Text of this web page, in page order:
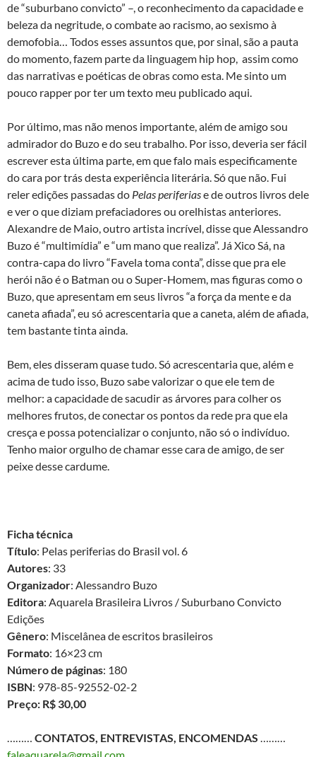
de “suburbano convicto” –, o reconhecimento da capacidade e
beleza da negritude, o combate ao racismo, ao sexismo à
demofobia… Todos esses assuntos que, por sinal, são a pauta
do momento, fazem parte da linguagem hip hop, assim como
das narrativas e poéticas de obras como esta. Me sinto um
pouco rapper por ter um texto meu publicado aqui.
Por último, mas não menos importante, além de amigo sou
admirador do Buzo e do seu trabalho. Por isso, deveria ser fácil
escrever esta última parte, em que falo mais especificamente
do cara por trás desta experiência literária. Só que não. Fui
reler edições passadas do Pelas periferiase de outros livros dele
e ver o que diziam prefaciadores ou orelhistas anteriores.
Alexandre de Maio, outro artista incrível, disse que Alessandro
Buzo é “multimídia” e “um mano que realiza”. Já Xico Sá, na
contra-capa do livro “Favela toma conta”, disse que pra ele
herói não é o Batman ou o Super-Homem, mas figuras como o
Buzo, que apresentam em seus livros “a força da mente e da
caneta afiada”, eu só acrescentaria que a caneta, além de afiada,
tem bastante tinta ainda.
Bem, eles disseram quase tudo. Só acrescentaria que, além e
acima de tudo isso, Buzo sabe valorizar o que ele tem de
melhor: a capacidade de sacudir as árvores para colher os
melhores frutos, de conectar os pontos da rede pra que ela
cresça e possa potencializar o conjunto, não só o indivíduo.
Tenho maior orgulho de chamar esse cara de amigo, de ser
peixe desse cardume.
Ficha técnica
Título: Pelas periferias do Brasil vol. 6
Autores: 33
Organizador: Alessandro Buzo
Editora: Aquarela Brasileira Livros / Suburbano Convicto
Edições
Gênero: Miscelânea de escritos brasileiros
Formato: 16×23 cm
Número de páginas: 180
ISBN: 978-85-92552-02-2
Preço: R$ 30,00
……… CONTATOS, ENTREVISTAS, ENCOMENDAS ………